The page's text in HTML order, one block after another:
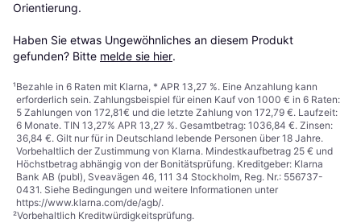
Orientierung.
Haben Sie etwas Ungewöhnliches an diesem Produkt
gefunden? Bitte melde sie hier.
¹Bezahle in 6 Raten mit Klarna, * APR 13,27 %. Eine Anzahlung kann
erforderlich sein. Zahlungsbeispiel für einen Kauf von 1000 € in 6 Raten:
5 Zahlungen von 172,81€ und die letzte Zahlung von 172,79 €. Laufzeit:
6 Monate. TIN 13,27% APR 13,27 %. Gesamtbetrag: 1036,84 €. Zinsen:
36,84 €. Gilt nur für in Deutschland lebende Personen über 18 Jahre.
Vorbehaltlich der Zustimmung von Klarna. Mindestkaufbetrag 25 € und
Höchstbetrag abhängig von der Bonitätsprüfung. Kreditgeber: Klarna
Bank AB (publ), Sveavägen 46, 111 34 Stockholm, Reg. Nr.: 556737-
0431. Siehe Bedingungen und weitere Informationen unter
https://www.klarna.com/de/agb/.
²Vorbehaltlich Kreditwürdigkeitsprüfung.